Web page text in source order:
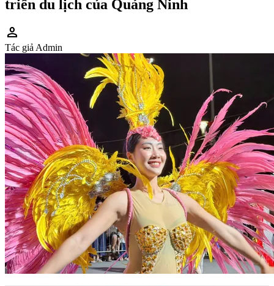
triển du lịch của Quảng Ninh
person
Tác giả Admin